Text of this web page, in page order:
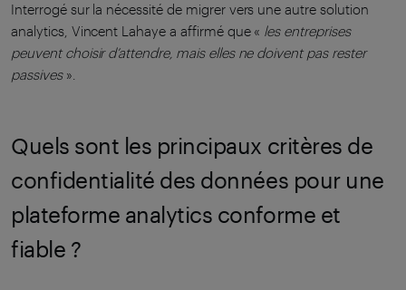
Interrogé sur la nécessité de migrer vers une autre solution
analytics, Vincent Lahaye a affirmé que « les entreprises
peuvent choisir d’attendre, mais elles ne doivent pas rester
passives».
Quels sont les principaux critères de
confidentialité des données pour une
plateforme analytics conforme et
fiable ?